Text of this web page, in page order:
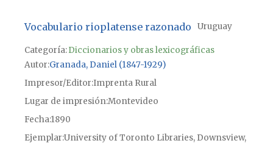
Vocabulario rioplatense razonado Uruguay
Categoría:Diccionarios y obras lexicográficas
Autor Granada, Daniel (1847-1929)
Impresor/Editor Imprenta Rural
Lugar de impresiónMontevideo
Fecha1890
Ejemplar University of Toronto Libraries, Downsview,